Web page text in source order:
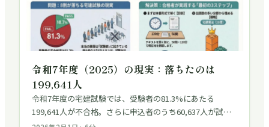
令和7年度（2025）の現実：落ちたのは
199,641人
令和7年度の宅建試験では、受験者の81.3%にあたる
199,641人が不合格。さらに申込者のうち60,637人が試験
会場に来ない「試験前脱落」も深刻化。合格の鍵は、がむ